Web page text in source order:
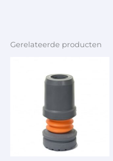
Gerelateerde producten